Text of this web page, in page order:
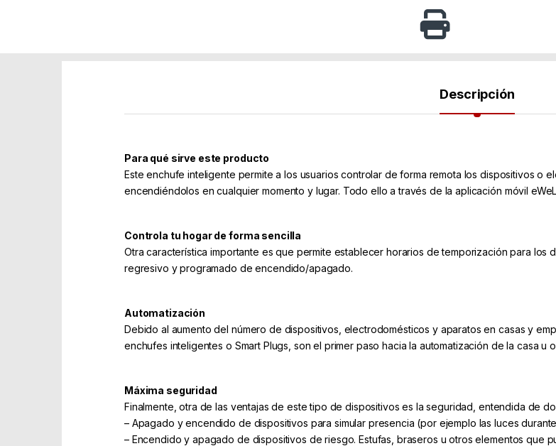
Descripción
Para qué sirve este producto
Este enchufe inteligente permite a los usuarios controlar de forma remota los dispositivos o
encendiéndolos en cualquier momento y lugar. Todo ello a través de la aplicación móvil
Controla tu hogar de forma sencilla
Otra característica importante es que permite establecer horarios de temporización para
regresivo y programado de encendido/apagado.
Automatización
Debido al aumento del número de dispositivos, electrodomésticos y aparatos en casas y
enchufes inteligentes o Smart Plugs, son el primer paso hacia la automatización de la casa u
Máxima seguridad
Finalmente, otra de las ventajas de este tipo de dispositivos es la seguridad, entendida de
– Apagado y encendido de dispositivos para simular presencia (por ejemplo las luces
– Encendido y apagado de dispositivos de riesgo. Estufas, braseros u otros elementos